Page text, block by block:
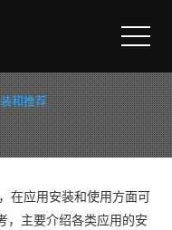
和推荐
和推荐
在应用安装和使用方面可
，主要介绍各类应用的安